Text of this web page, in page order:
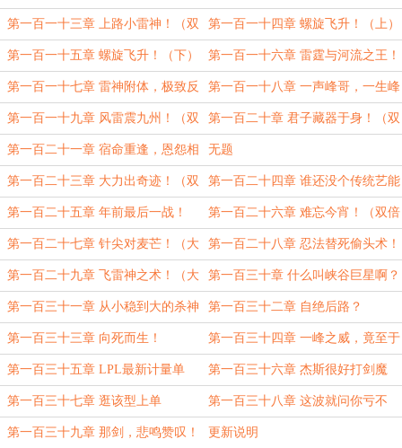
（双倍求月票求订阅）
第一百一十三章 上路小雷神！（双
倍求月票求订阅）
第一百一十四章 螺旋飞升！（上）
双倍求月票求订阅！
第一百一十五章 螺旋飞升！（下）
双倍求月票求订阅
第一百一十六章 雷霆与河流之王！
（双倍求月票求订阅）
第一百一十七章 雷神附体，极致反
攻！（双倍求月票求订阅）
第一百一十八章 一声峰哥，一生峰
哥！（双倍求月票求订阅）
第一百一十九章 风雷震九州！（双
倍求月票求订阅）
第一百二十章 君子藏器于身！（双
倍求月票求订阅）
第一百二十一章 宿命重逢，恩怨相
聚！
无题
第一百二十三章 大力出奇迹！（双
倍求月票求订阅）
第一百二十四章 谁还没个传统艺能
第一百二十五章 年前最后一战！
（双倍求月票求订阅）
第一百二十六章 难忘今宵！（双倍
求月票求订阅）
第一百二十七章 针尖对麦芒！（大
章双倍求月票求订阅）
第一百二十八章 忍法替死偷头术！
（万分感谢“烟雨红尘”的盟主支持）
第一百二十九章 飞雷神之术！（大
章双倍最后一天求月票求订阅）
第一百三十章 什么叫峡谷巨星啊？
（万分感谢“CzLB”的盟主支持！）
第一百三十一章 从小稳到大的杀神
峰
第一百三十二章 自绝后路？
第一百三十三章 向死而生！ 第一百三十四章 一峰之威，竟至于
斯！（大章求月票求订阅）
第一百三十五章 LPL最新计量单
位！
第一百三十六章 杰斯很好打剑魔
第一百三十七章 逛该型上单 第一百三十八章 这波就问你亏不
亏！（大章求月票求订阅）
第一百三十九章 那剑，悲鸣赞叹！ 更新说明